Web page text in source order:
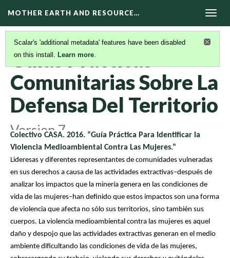
MOTHER EARTH AND RESOURCE…
Scalar's 'additional metadata' features have been disabled
on this install. Learn more.
RESOURCES(9/11)
Guías Practicas
Comunitarias Sobre La
Defensa Del Territorio
Version 7
Colectivo CASA. 2016. “Guía Práctica Para Identificar la
Violencia Medioambiental Contra Las Mujeres.”
Lideresas y diferentes representantes de comunidades vulneradas
en sus derechos a causa de las actividades extractivas–después de
analizar los impactos que la minería genera en las condiciones de
vida de las mujeres–han definido que estos impactos son una forma
de violencia que afecta no sólo sus territorios, sino también sus
cuerpos. La violencia medioambiental contra las mujeres es aquel
daño y despojo que las actividades extractivas generan en el medio
ambiente dificultando las condiciones de vida de las mujeres,